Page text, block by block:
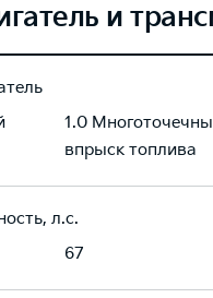
и
1.0
впрыск топлива
л.с.
67